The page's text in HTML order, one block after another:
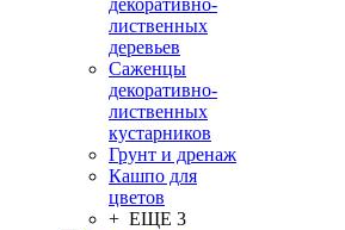
декоративно-
лиственных
деревьев
Саженцы
декоративно-
лиственных
кустарников
Грунт и дренаж
Кашпо для
цветов
+ ЕЩЕ 3